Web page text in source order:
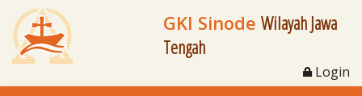
GKI Sinode Wilayah Jawa
Tengah
Login